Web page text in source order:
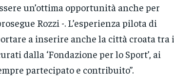
un’ottima opportunità anche per
Rozzi -. L’esperienza pilota di
a inserire anche la città croata tra i
dalla ‘Fondazione per lo Sport’, ai
partecipato e contribuito”.